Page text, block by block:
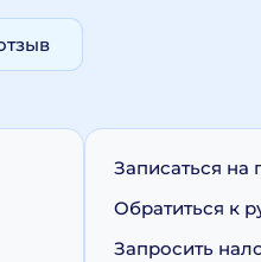
Записаться на
Обратиться к
Запросить